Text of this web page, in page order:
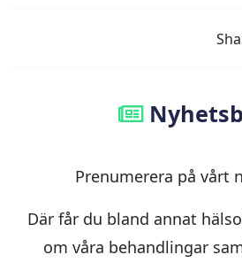
Prenumerera på vårt
Där får du bland annat
om våra behandlingar